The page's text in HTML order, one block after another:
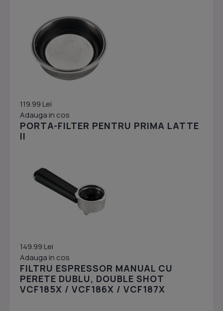
119.99 Lei
Adauga in cos
PORTA-FILTER PENTRU PRIMA LATTE
II
149.99 Lei
Adauga in cos
FILTRU ESPRESSOR MANUAL CU
PERETE DUBLU, DOUBLE SHOT
VCF185X / VCF186X / VCF187X